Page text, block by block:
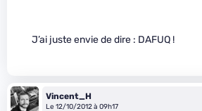
J’ai juste envie de dire : DAFUQ !
Vincent_H
Le 12/10/2012 à 09h17